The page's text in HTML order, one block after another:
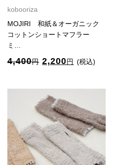
kobooriza
MOJIRI 和紙＆オーガニック
コットンショートマフラー
ミ…
4,400円 元
価
格
は
4,400
円
で
2,200円 現
の
価
格
は
2,200
円
(税込)